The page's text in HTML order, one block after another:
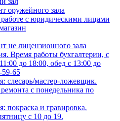
оружейного зала
с юридическими лицами
не лицензионного зала
Время работы бухгалтерии, с
до 18:00, обед с 13:00 до
59-65
слесарь/мастер-ложевщик.
с понедельника по
покраска и гравировка.
с 10 до 19.